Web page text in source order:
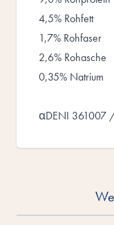
4,5% Rohfett
1,7% Rohfaser
2,6% Rohasche
0,35% Natrium
αDENI 361007